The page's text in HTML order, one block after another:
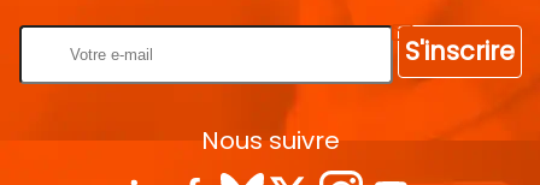
S'inscrire
Nous suivre